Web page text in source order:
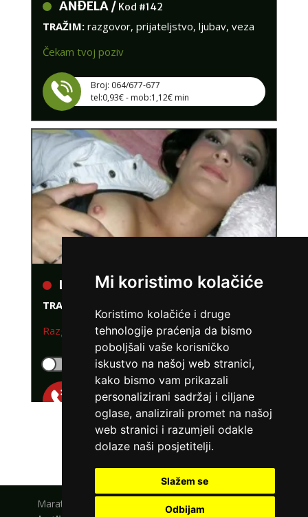
Mi koristimo kolačiće
Koristimo kolačiće i druge
tehnologije praćenja da bismo
poboljšali vaše korisničko
iskustvo na našoj web stranici,
kako bismo vam prikazali
personalizirani sadržaj i ciljane
oglase, analizirali promet na našoj
web stranici i razumjeli odakle
dolaze naši posjetitelji.
Slažem se
Odbijam
TRAŽIM:razgovor, prijateljstvo, ljubav, veza
Čekam tvoj poziv
tel:0,93€ - mob:1,12€ min
TRAŽIM:
brak, veza, ljubav, avantura, seks
Razgovaram, nazovi čim završim!
Klikni ovdje za obavijest kada budem slobodna
Broj: 064/677-677
tel:0,93€ - mob:1,12€ min
POGLEDAJ SVE DAME
Maratela mreže d.o.o., 072700700, +18 Copyright Ⓒ